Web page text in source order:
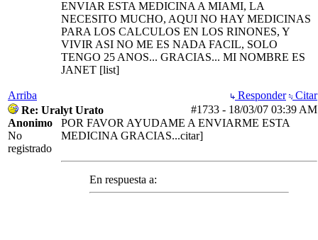
ENVIAR ESTA MEDICINA A MIAMI, LA
NECESITO MUCHO, AQUI NO HAY MEDICINAS
PARA LOS CALCULOS EN LOS RINONES, Y
VIVIR ASI NO ME ES NADA FACIL, SOLO
TENGO 25 ANOS... GRACIAS... MI NOMBRE ES
JANET [list]
Arriba Responder
Citar
#1733 - 18/03/07 03:39 AM
Re: Uralyt Urato
Anonimo
No
registrado
POR FAVOR AYUDAME A ENVIARME ESTA
MEDICINA GRACIAS...citar]
En respuesta a: